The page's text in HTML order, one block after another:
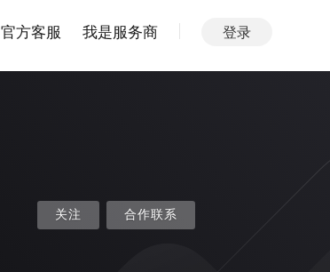
官方客服 我是服务商 登录
关注 合作联系